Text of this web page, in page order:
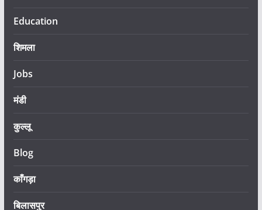
Education
शिमला
Jobs
मंडी
कुल्लू
Blog
काँगड़ा
बिलासपुर